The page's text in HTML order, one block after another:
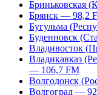
Бриньковская
Брянск — 98,2
Бугульма
Буденновск
Владивосток
Владикавказ
— 106,7 FM
Волгодонск
Волгоград —